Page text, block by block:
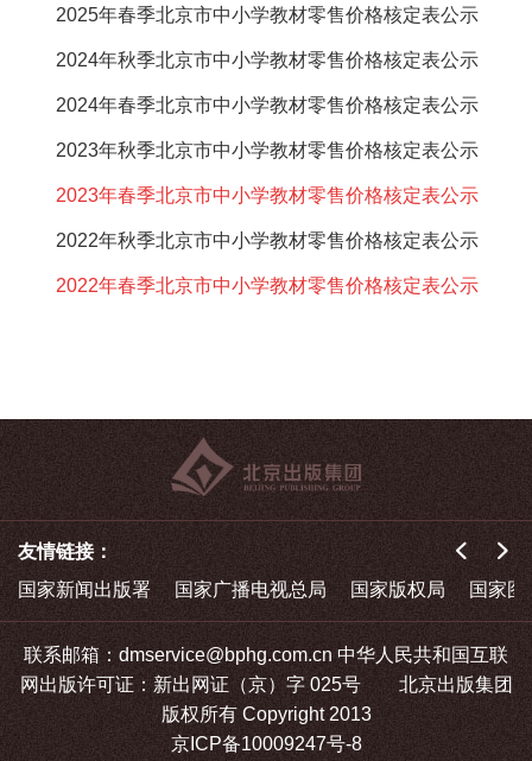
2025年春季北京市中小学教材零售价格核定表公示
2024年秋季北京市中小学教材零售价格核定表公示
2024年春季北京市中小学教材零售价格核定表公示
2023年秋季北京市中小学教材零售价格核定表公示
2023年春季北京市中小学教材零售价格核定表公示
2022年秋季北京市中小学教材零售价格核定表公示
2022年春季北京市中小学教材零售价格核定表公示
友情链接：
国家新闻出版署
国家广播电视总局 国家版权局 国家图
联系邮箱：dmservice@bphg.com.cn 中华人民共和国互联
网出版许可证：新出网证（京）字 025号 北京出版集团
版权所有 Copyright 2013
京ICP备10009247号-8